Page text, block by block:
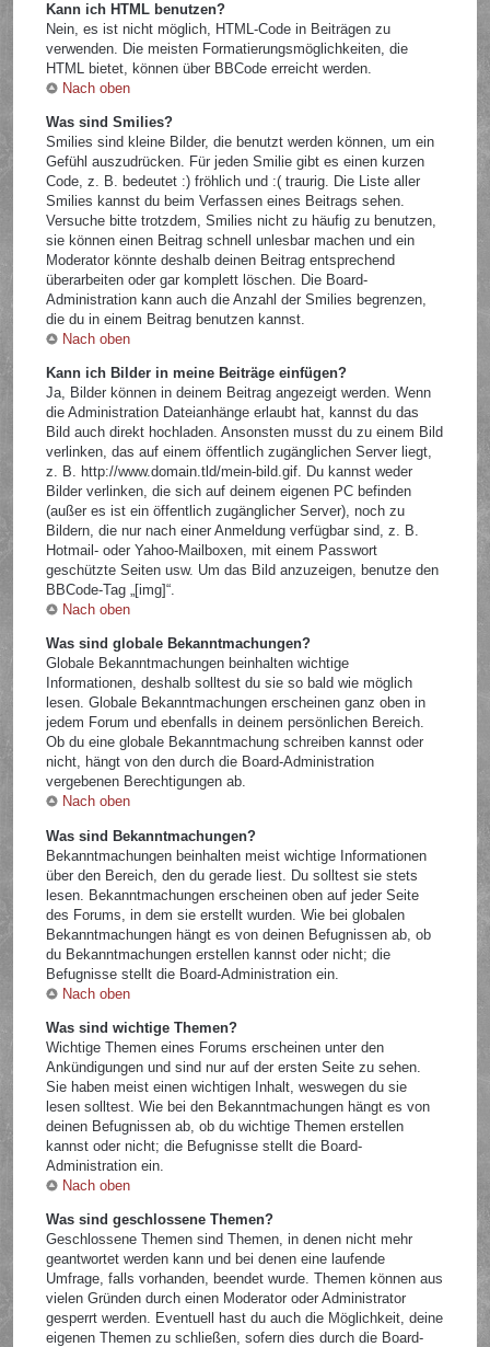
Kann ich HTML benutzen?
Nein, es ist nicht möglich, HTML-Code in Beiträgen zu
verwenden. Die meisten Formatierungsmöglichkeiten, die
HTML bietet, können über BBCode erreicht werden.
Nach oben
Was sind Smilies?
Smilies sind kleine Bilder, die benutzt werden können, um ein
Gefühl auszudrücken. Für jeden Smilie gibt es einen kurzen
Code, z. B. bedeutet :) fröhlich und :( traurig. Die Liste aller
Smilies kannst du beim Verfassen eines Beitrags sehen.
Versuche bitte trotzdem, Smilies nicht zu häufig zu benutzen,
sie können einen Beitrag schnell unlesbar machen und ein
Moderator könnte deshalb deinen Beitrag entsprechend
überarbeiten oder gar komplett löschen. Die Board-
Administration kann auch die Anzahl der Smilies begrenzen,
die du in einem Beitrag benutzen kannst.
Nach oben
Kann ich Bilder in meine Beiträge einfügen?
Ja, Bilder können in deinem Beitrag angezeigt werden. Wenn
die Administration Dateianhänge erlaubt hat, kannst du das
Bild auch direkt hochladen. Ansonsten musst du zu einem Bild
verlinken, das auf einem öffentlich zugänglichen Server liegt,
z. B. http://www.domain.tld/mein-bild.gif. Du kannst weder
Bilder verlinken, die sich auf deinem eigenen PC befinden
(außer es ist ein öffentlich zugänglicher Server), noch zu
Bildern, die nur nach einer Anmeldung verfügbar sind, z. B.
Hotmail- oder Yahoo-Mailboxen, mit einem Passwort
geschützte Seiten usw. Um das Bild anzuzeigen, benutze den
BBCode-Tag „[img]“.
Nach oben
Was sind globale Bekanntmachungen?
Globale Bekanntmachungen beinhalten wichtige
Informationen, deshalb solltest du sie so bald wie möglich
lesen. Globale Bekanntmachungen erscheinen ganz oben in
jedem Forum und ebenfalls in deinem persönlichen Bereich.
Ob du eine globale Bekanntmachung schreiben kannst oder
nicht, hängt von den durch die Board-Administration
vergebenen Berechtigungen ab.
Nach oben
Was sind Bekanntmachungen?
Bekanntmachungen beinhalten meist wichtige Informationen
über den Bereich, den du gerade liest. Du solltest sie stets
lesen. Bekanntmachungen erscheinen oben auf jeder Seite
des Forums, in dem sie erstellt wurden. Wie bei globalen
Bekanntmachungen hängt es von deinen Befugnissen ab, ob
du Bekanntmachungen erstellen kannst oder nicht; die
Befugnisse stellt die Board-Administration ein.
Nach oben
Was sind wichtige Themen?
Wichtige Themen eines Forums erscheinen unter den
Ankündigungen und sind nur auf der ersten Seite zu sehen.
Sie haben meist einen wichtigen Inhalt, weswegen du sie
lesen solltest. Wie bei den Bekanntmachungen hängt es von
deinen Befugnissen ab, ob du wichtige Themen erstellen
kannst oder nicht; die Befugnisse stellt die Board-
Administration ein.
Nach oben
Was sind geschlossene Themen?
Geschlossene Themen sind Themen, in denen nicht mehr
geantwortet werden kann und bei denen eine laufende
Umfrage, falls vorhanden, beendet wurde. Themen können aus
vielen Gründen durch einen Moderator oder Administrator
gesperrt werden. Eventuell hast du auch die Möglichkeit, deine
eigenen Themen zu schließen, sofern dies durch die Board-